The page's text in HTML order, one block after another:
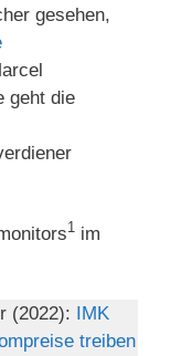
gesehen,
geht die
1 im
(2022): IMK
treiben